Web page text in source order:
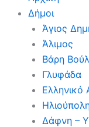
Δήμοι
Άγιος
Άλιμος
Βάρη
Γλυφάδα
Ελληνικό
Δάφνη –